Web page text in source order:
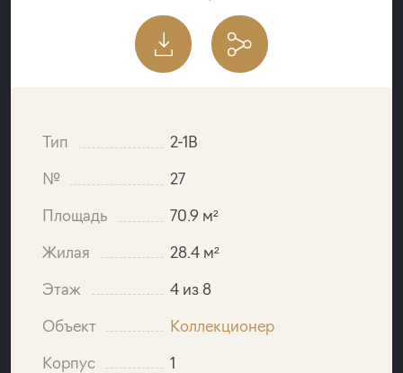
Тип
2-1B
№
27
Площадь
70.9 м²
Жилая
28.4 м²
Этаж
4 из 8
Объект
Коллекционер
Корпус
1